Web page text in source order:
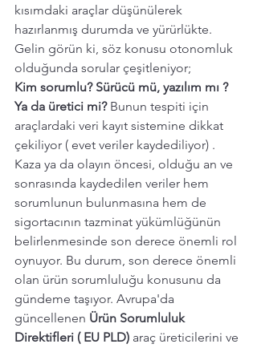
kısımdaki araçlar düşünülerek
hazırlanmış durumda ve yürürlükte.
Gelin görün ki, söz konusu otonomluk
olduğunda sorular çeşitleniyor;
Kim sorumlu? Sürücü mü, yazılım mı ?
Ya da üretici mi? Bunun tespiti için
araçlardaki veri kayıt sistemine dikkat
çekiliyor ( evet veriler kaydediliyor) .
Kaza ya da olayın öncesi, olduğu an ve
sonrasında kaydedilen veriler hem
sorumlunun bulunmasına hem de
sigortacının tazminat yükümlüğünün
belirlenmesinde son derece önemli rol
oynuyor. Bu durum, son derece önemli
olan ürün sorumluluğu konusunu da
gündeme taşıyor. Avrupa'da
güncellenen Ürün Sorumluluk
Direktifleri ( EU PLD) araç üreticilerini ve